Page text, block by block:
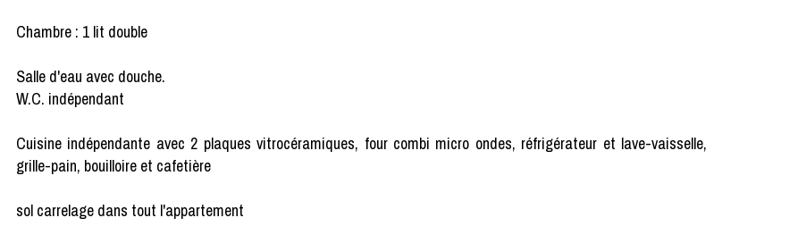
Chambre : 1 lit double
Salle d'eau avec douche.
W.C. indépendant
Cuisine indépendante avec 2 plaques vitrocéramiques, four combi micro ondes, réfrigérateur et lave-vaisselle,
grille-pain, bouilloire et cafetière
sol carrelage dans tout l'appartement